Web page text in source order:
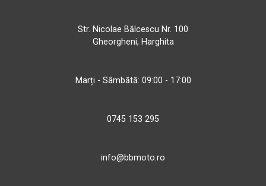
Str. Nicolae Bălcescu Nr. 100
Gheorgheni, Harghita
Marți - Sâmbătă: 09:00 - 17:00
0745 153 295
info@bbmoto.ro